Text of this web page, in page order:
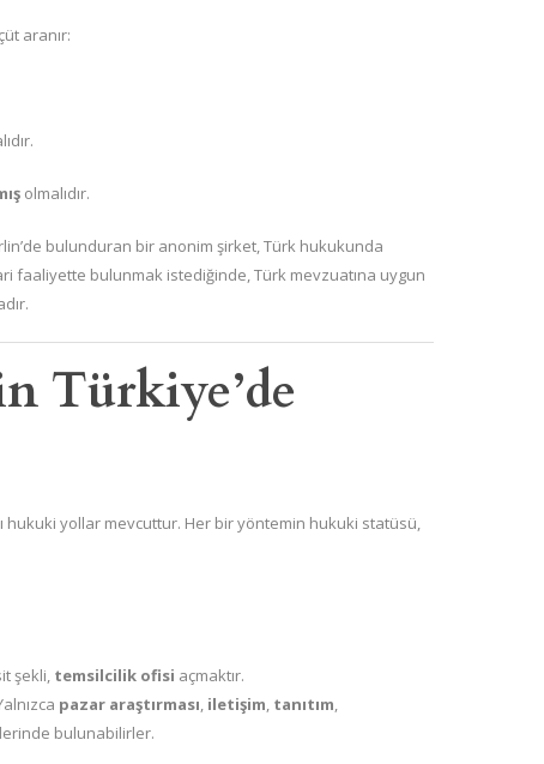
aranır:
olmalıdır.
bulunduran bir anonim şirket, Türk hukukunda
faaliyette bulunmak istediğinde, Türk mevzuatına uygun
Türkiye’de
hukuki yollar mevcuttur. Her bir yöntemin hukuki statüsü,
şekli, temsilcilik ofisi açmaktır.
pazar araştırması, iletişim, tanıtım,
bulunabilirler.